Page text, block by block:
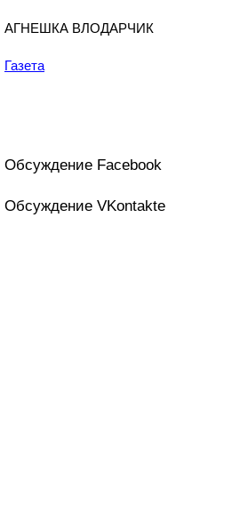
АГНЕШКА ВЛОДАРЧИК
Газета
Обсуждение Facebook
Обсуждение VKontakte